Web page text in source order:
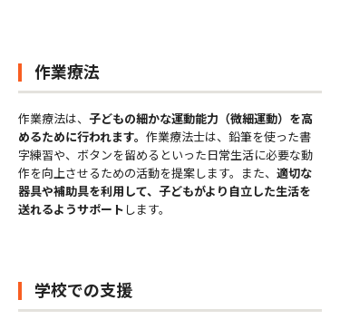
作業療法
作業療法は、 子どもの細かな運動能力（微細運動）を高
めるために行われます。 作業療法士は、鉛筆を使った書
字練習や、ボタンを留めるといった日常生活に必要な動
作を向上させるための活動を提案します。また、 適切な
器具や補助具を利用して、子どもがより自立した生活を
送れるようサポート します。
学校での支援